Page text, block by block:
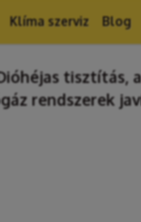
Klíma szerviz Blog
tisztítás,
rendszerek